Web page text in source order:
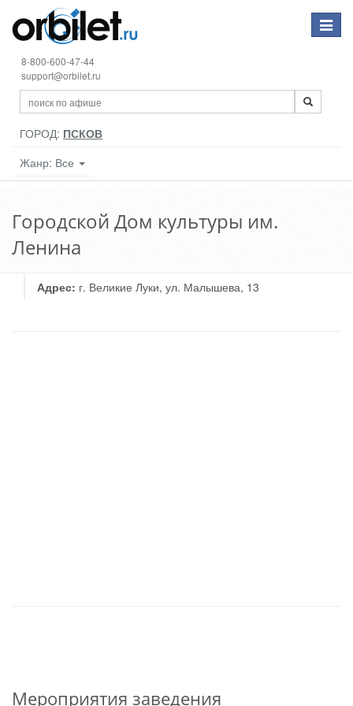
Toggle
8-800-600-47-44
support@orbilet.ru
ГОРОД: ПСКОВ
Жанр: Все
Городской Дом культуры им.
Ленина
Адрес: г. Великие Луки, ул. Малышева, 13
Мероприятия заведения